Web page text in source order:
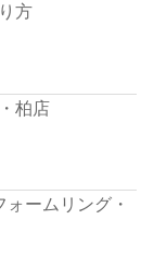
方
柏店
ームリング・